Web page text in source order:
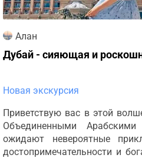
Алан
Дубай - сияющая и
Новая экскурсия
Приветствую вас в этой
Объединенными
ожидают невероятные
достопримечательности и